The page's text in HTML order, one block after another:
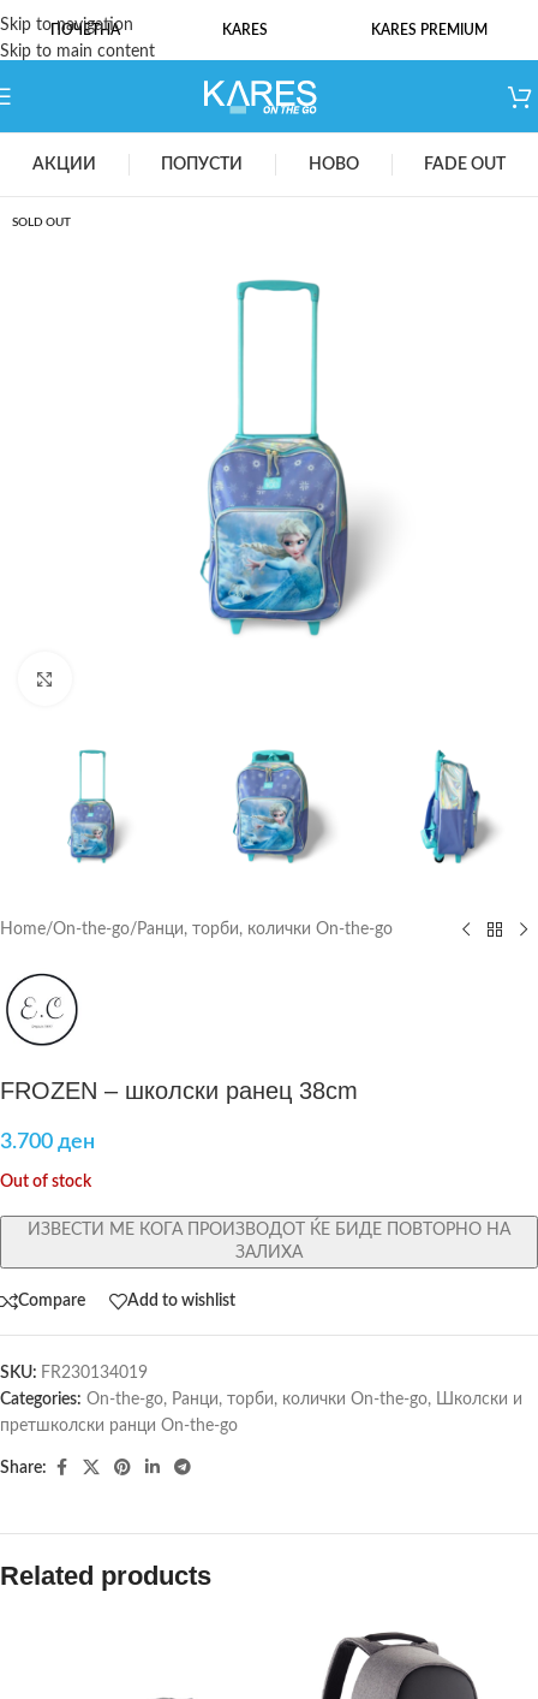
Skip to navigation
Skip to main content
ПОЧЕТНА KARES KARES PREMIUM
АКЦИИ ПОПУСТИ НОВО FADE OUT
SOLD OUT
Home/On-the-go/ Ранци, торби, колички On-the-go
FROZEN – школски ранец 38cm
3.700 ден
Out of stock
ИЗВЕСТИ МЕ КОГА ПРОИЗВОДОТ ЌЕ БИДЕ ПОВТОРНО НА
ЗАЛИХА
Compare Add to wishlist
SKU: FR230134019
Categories: On-the-go, Ранци, торби, колички On-the-go, Школски и
претшколски ранци On-the-go
Share:
Related products